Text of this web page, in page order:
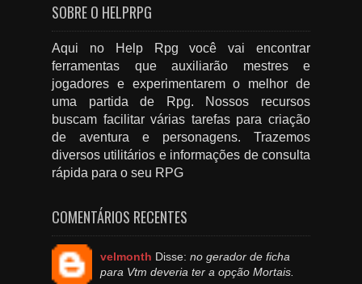
SOBRE O HELPRPG
Aqui no Help Rpg você vai encontrar
ferramentas que auxiliarão mestres e
jogadores e experimentarem o melhor de
uma partida de Rpg. Nossos recursos
buscam facilitar várias tarefas para criação
de aventura e personagens. Trazemos
diversos utilitários e informações de consulta
rápida para o seu RPG
COMENTÁRIOS RECENTES
velmonth Disse: no gerador de ficha
para Vtm deveria ter a opção Mortais.